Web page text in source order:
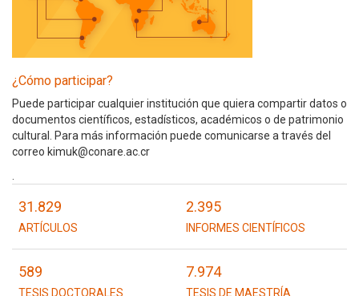
¿Cómo participar?
Puede participar cualquier institución que quiera compartir datos o
documentos científicos, estadísticos, académicos o de patrimonio
cultural. Para más información puede comunicarse a través del
correo kimuk@conare.ac.cr
31.829
ARTÍCULOS
2.395
INFORMES CIENTÍFICOS
589
TESIS DOCTORALES
7.974
TESIS DE MAESTRÍA